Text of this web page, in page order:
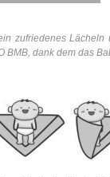
zufriedenes
BMB, dank dem das